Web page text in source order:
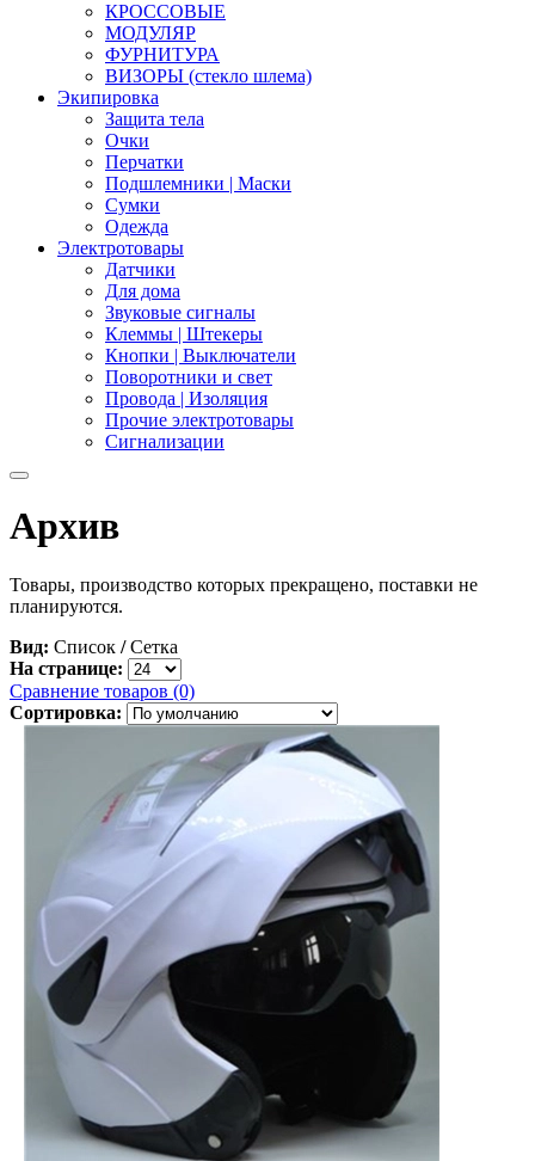
КРОССОВЫЕ
МОДУЛЯР
ФУРНИТУРА
ВИЗОРЫ (стекло шлема)
Экипировка
Защита тела
Очки
Перчатки
Подшлемники | Маски
Сумки
Одежда
Электротовары
Датчики
Для дома
Звуковые сигналы
Клеммы | Штекеры
Кнопки | Выключатели
Поворотники и свет
Провода | Изоляция
Прочие электротовары
Сигнализации
Архив
Товары, производство которых прекращено, поставки не
планируются.
Вид: Список / Сетка
На странице:
Сравнение товаров (0)
Сортировка: